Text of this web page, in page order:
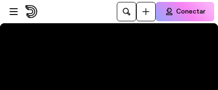
Pular para o player
Ir para o conteúdo principal
Conectar